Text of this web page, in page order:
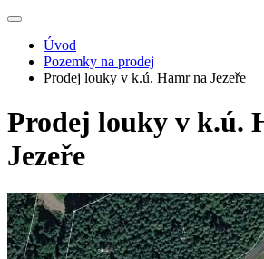
Úvod
Pozemky na prodej
Prodej louky v k.ú. Hamr na Jezeře
Prodej louky v k.ú.
Jezeře